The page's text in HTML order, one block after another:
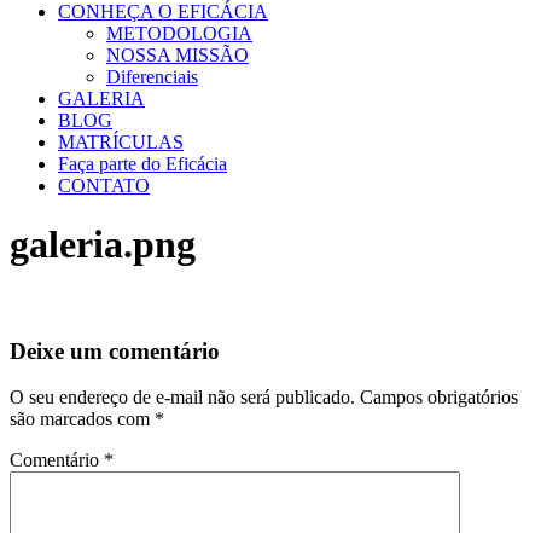
CONHEÇA O EFICÁCIA
METODOLOGIA
NOSSA MISSÃO
Diferenciais
GALERIA
BLOG
MATRÍCULAS
Faça parte do Eficácia
CONTATO
galeria.png
Deixe um comentário
O seu endereço de e-mail não será publicado. Campos obrigatórios
são marcados com *
Comentário *